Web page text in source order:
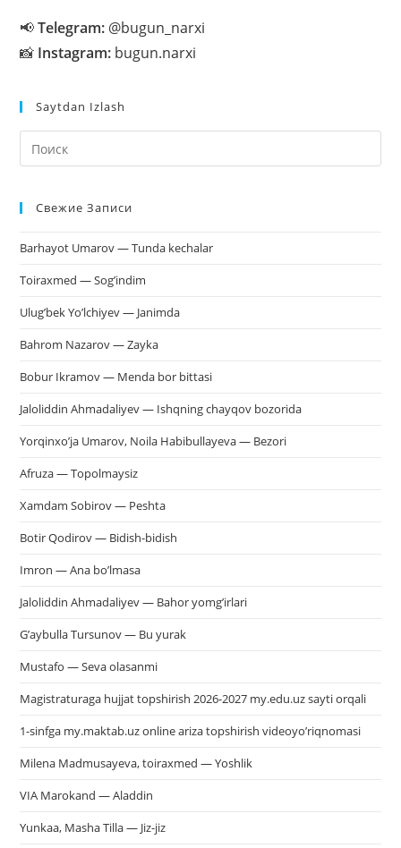
📢Telegram: @bugun_narxi
📸 Instagram: bugun.narxi
Saytdan Izlash
Свежие Записи
Barhayot Umarov — Tunda kechalar
Toiraxmed — Sog’indim
Ulug’bek Yo’lchiyev — Janimda
Bahrom Nazarov — Zayka
Bobur Ikramov — Menda bor bittasi
Jaloliddin Ahmadaliyev — Ishqning chayqov bozorida
Yorqinxo’ja Umarov, Noila Habibullayeva — Bezori
Afruza — Topolmaysiz
Xamdam Sobirov — Peshta
Botir Qodirov — Bidish-bidish
Imron — Ana bo’lmasa
Jaloliddin Ahmadaliyev — Bahor yomg’irlari
G’aybulla Tursunov — Bu yurak
Mustafo — Seva olasanmi
Magistraturaga hujjat topshirish 2026-2027 my.edu.uz sayti orqali
1-sinfga my.maktab.uz online ariza topshirish videoyo’riqnomasi
Milena Madmusayeva, toiraxmed — Yoshlik
VIA Marokand — Aladdin
Yunkaa, Masha Tilla — Jiz-jiz